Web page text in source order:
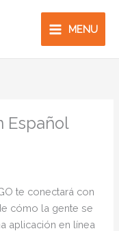
MENU
Español
te conectará con
cómo la gente se
aplicación en línea